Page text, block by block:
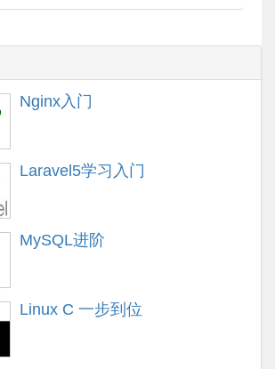
Nginx入门
Laravel5学习入门
MySQL进阶
Linux C 一步到位